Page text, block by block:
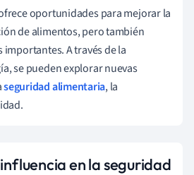
oportunidades para mejorar la
de alimentos, pero también
A través de la
se pueden explorar nuevas
seguridad alimentaria, la
en la seguridad